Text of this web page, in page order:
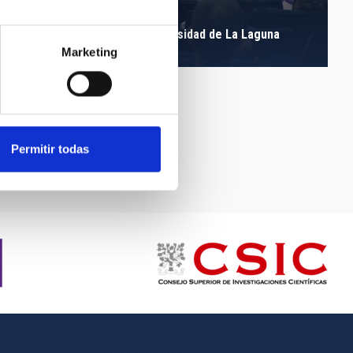
Marketing
Permitir todas
Antonio Eff-Darwich, Universidad de La Laguna